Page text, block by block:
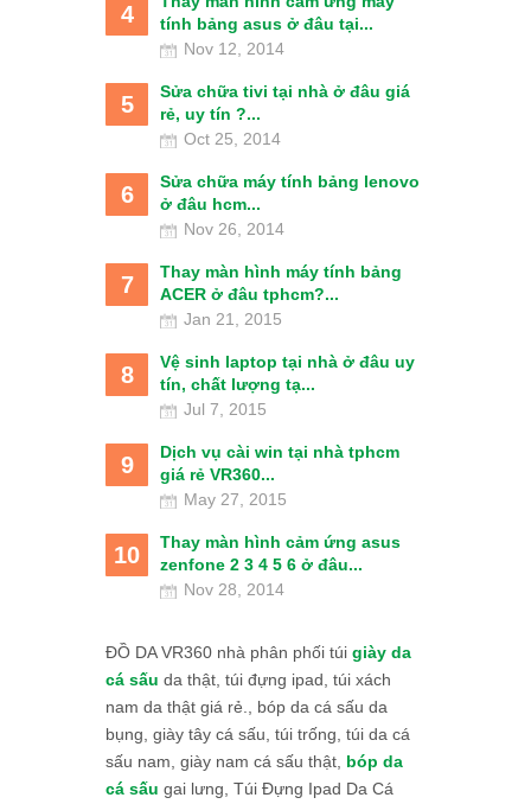
4
tính bảng asus ở đâu tại...
Nov 12, 2014
5
Sửa chữa tivi tại nhà ở đâu giá
rẻ, uy tín ?...
Oct 25, 2014
6
Sửa chữa máy tính bảng lenovo
ở đâu hcm...
Nov 26, 2014
7
Thay màn hình máy tính bảng
ACER ở đâu tphcm?...
Jan 21, 2015
8
Vệ sinh laptop tại nhà ở đâu uy
tín, chất lượng tạ...
Jul 7, 2015
9
Dịch vụ cài win tại nhà tphcm
giá rẻ VR360...
May 27, 2015
10
Thay màn hình cảm ứng asus
zenfone 2 3 4 5 6 ở đâu...
Nov 28, 2014
ĐỒ DA VR360 nhà phân phối túi giày da
cá sấu da thật, túi đựng ipad, túi xách
nam da thật giá rẻ., bóp da cá sấu da
bụng, giày tây cá sấu, túi trống, túi da cá
sấu nam, giày nam cá sấu thật, bóp da
cá sấu gai lưng, Túi Đựng Ipad Da Cá